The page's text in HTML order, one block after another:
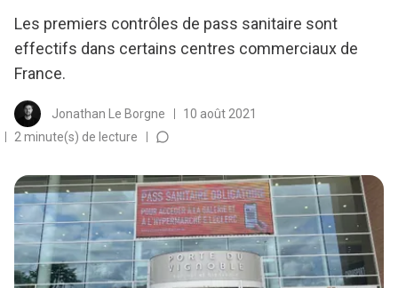
Les premiers contrôles de pass sanitaire sont
effectifs dans certains centres commerciaux de
France.
Jonathan Le Borgne
10 août 2021
2 minute(s) de lecture